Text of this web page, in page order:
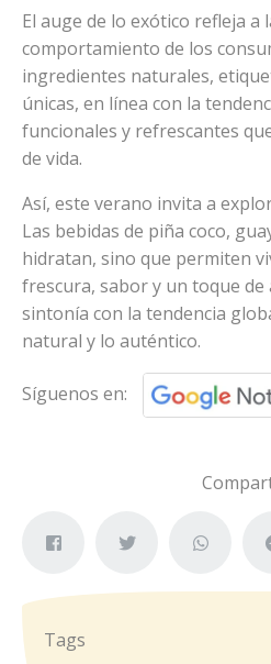
El auge de lo exótico refleja a
comportamiento de los
ingredientes naturales,
únicas, en línea con la
funcionales y refrescantes
de vida.
Así, este verano invita a
Las bebidas de piña coco,
hidratan, sino que permiten
frescura, sabor y un toque
sintonía con la tendencia
natural y lo auténtico.
Síguenos en:
Tags